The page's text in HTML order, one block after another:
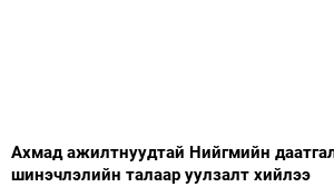
Ахмад ажилтнуудтай Нийгмийн
шинэчлэлийн талаар уулзалт хийлээ